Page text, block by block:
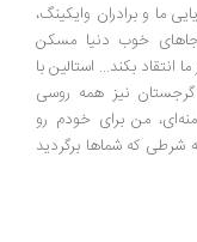
ما و برادران وایکینگ،
جاهای خوب دنیا مسکن
انتقاد بکند... استالین با
نیز همه روسی
من برای خودم رو
شرطی که شماها برگردید